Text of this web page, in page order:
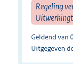
Regeling
Geldend
Uitgegeven